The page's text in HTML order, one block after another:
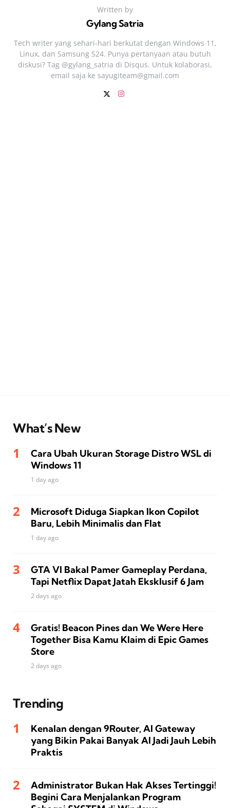
Written by
Gylang Satria
Tech writer yang sehari‑hari berkutat dengan Windows 11,
Linux, dan Samsung S24. Punya pertanyaan atau butuh
diskusi? Tag @gylang_satria di Disqus. Untuk kolaborasi,
email saja ke sayugiteam@gmail.com
What’s New
Cara Ubah Ukuran Storage Distro WSL di
Windows 11
1 day ago
Microsoft Diduga Siapkan Ikon Copilot
Baru, Lebih Minimalis dan Flat
1 day ago
GTA VI Bakal Pamer Gameplay Perdana,
Tapi Netflix Dapat Jatah Eksklusif 6 Jam
2 days ago
Gratis! Beacon Pines dan We Were Here
Together Bisa Kamu Klaim di Epic Games
Store
2 days ago
Trending
Kenalan dengan 9Router, AI Gateway
yang Bikin Pakai Banyak AI Jadi Jauh Lebih
Praktis
Administrator Bukan Hak Akses Tertinggi!
Begini Cara Menjalankan Program